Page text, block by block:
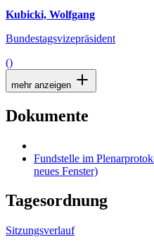
Kubicki, Wolfgang
Bundestagsvizepräsident
()
mehr anzeigen
Dokumente
Fundstelle im
neues Fenster)
Tagesordnung
Sitzungsverlauf